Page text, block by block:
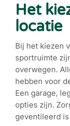
Het
locatie
Bij het kiezen
sportruimte
overwegen.
hebben voor
Een garage,
opties zijn.
geventileerd